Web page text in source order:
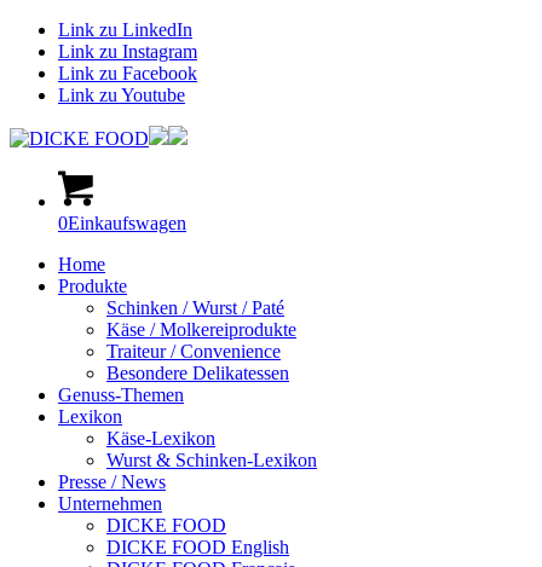
Link zu LinkedIn
Link zu Instagram
Link zu Facebook
Link zu Youtube
0Einkaufswagen
Home
Produkte
Schinken / Wurst / Paté
Käse / Molkereiprodukte
Traiteur / Convenience
Besondere Delikatessen
Genuss-Themen
Lexikon
Käse-Lexikon
Wurst & Schinken-Lexikon
Presse / News
Unternehmen
DICKE FOOD
DICKE FOOD English